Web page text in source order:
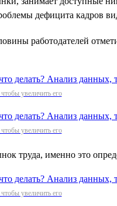
дефицита кадров
работодателей
увеличить его
увеличить его
труда, именно это
увеличить его